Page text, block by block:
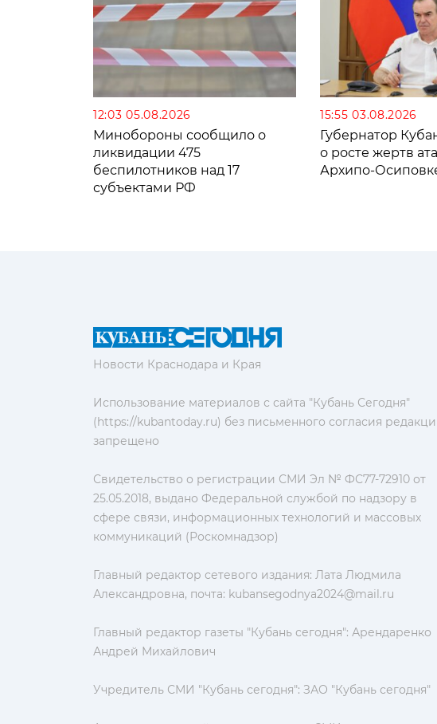
12:03 05.08.2026
Минобороны сообщило о
ликвидации 475
беспилотников над 17
субъектами РФ
15:55 03.08.2026
Губернатор
о росте жертв
Архипо-
Новости Краснодара и Края
Использование материалов с сайта "Кубань Сегодня"
(https://kubantoday.ru) без письменного согласия
запрещено
Свидетельство о регистрации СМИ Эл № ФС77-72910 от
25.05.2018, выдано Федеральной службой по надзору в
сфере связи, информационных технологий и массовых
коммуникаций (Роскомнадзор)
Главный редактор сетевого издания: Лата Людмила
Александровна, почта: kubansegodnya2024@mail.ru
Главный редактор газеты "Кубань сегодня": Арендаренко
Андрей Михайлович
Учредитель СМИ "Кубань сегодня": ЗАО "Кубань сегодня"